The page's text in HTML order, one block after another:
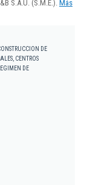
S.A.U. (S.M.E.). Más
DE
CENTROS
DE